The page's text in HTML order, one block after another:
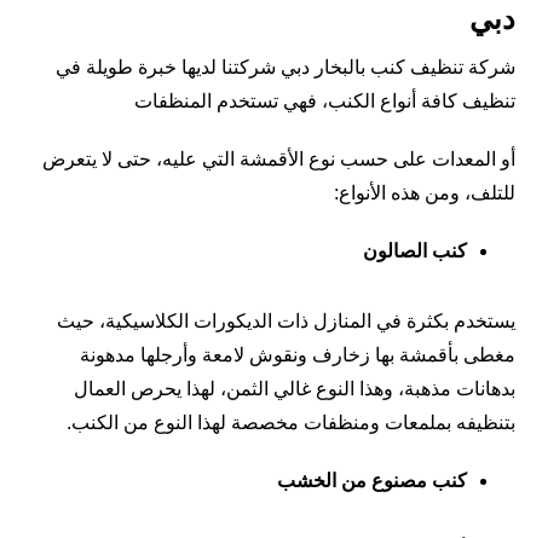
دبي
شركة تنظيف كنب بالبخار دبي شركتنا لديها خبرة طويلة في
تنظيف كافة أنواع الكنب، فهي تستخدم المنظفات
أو المعدات على حسب نوع الأقمشة التي عليه، حتى لا يتعرض
للتلف، ومن هذه الأنواع:
كنب الصالون
يستخدم بكثرة في المنازل ذات الديكورات الكلاسيكية، حيث
مغطى بأقمشة بها زخارف ونقوش لامعة وأرجلها مدهونة
بدهانات مذهبة، وهذا النوع غالي الثمن، لهذا يحرص العمال
بتنظيفه بملمعات ومنظفات مخصصة لهذا النوع من الكنب.
كنب مصنوع من الخشب